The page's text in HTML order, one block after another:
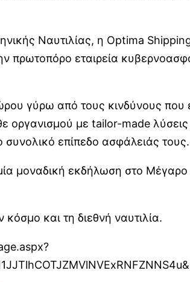
Ναυτιλίας, η Optima
πρωτοπόρο εταιρεία
γύρω από τους κινδύνους που
οργανισμού με tailor-made
συνολικό επίπεδο ασφάλειάς τους.
μοναδική εκδήλωση στο
και τη διεθνή ναυτιλία.